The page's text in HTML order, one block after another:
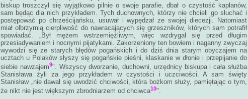
biskup troszczył się wyjątkowo pilnie o swoje parafie, dbał o czystość kapłanów,
sam będąc dla nich przykładem. Tych duchownych, którzy nie chcieli go słuchać i
postępować po chrześcijańsku, usuwał i wypędzał ze swojej diecezji. Natomiast
miał olbrzymią cierpliwość do nawracających się grzeszników, których sam potrafił
spowiadać. „Był mężem wstrzemięźliwym, więc wzdrygał się przed długim
przesiadywaniem i nocnymi pijatykami. Zakorzeniony ten bowiem i naganny zwyczaj
wywodzi się ze starych błędów pogańskich i do dziś dnia starym obyczajem na
ucztach u Polaków słyszy się pogańskie pieśni, klaskanie w dłonie i przepijanie do
siebie nawzajem9". Wszyscy dworzanie, duchowni, urzędnicy biskupa i cała służba
Stanisława żyli za jego przykładem w czystości i uczciwości. A sam święty
Stanisław „nie dawał się uwodzić chciwości, która bożkom służy, pamiętając o tym,
że nikt nie jest większym zbrodniarzem od chciwca10".